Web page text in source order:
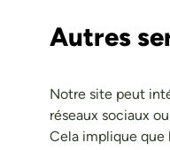
Autres
Notre site peut
réseaux sociaux
Cela implique que